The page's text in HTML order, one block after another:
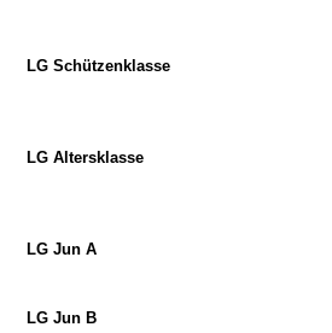
LG Schützenklasse
LG Altersklasse
LG Jun A
LG Jun B